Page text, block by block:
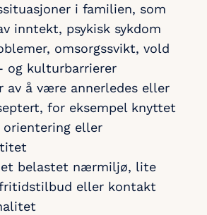
i familien, som
inntekt, psykisk sykdom
omsorgssvikt, vold
og kulturbarrierer
av å være annerledes eller
for eksempel knyttet
eller
et belastet nærmiljø, lite
eller kontakt